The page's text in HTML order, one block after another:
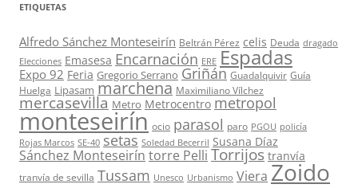
ETIQUETAS
Alfredo Sánchez Monteseirín Beltrán Pérez celis Deuda dragado
Elecciones Emasesa Encarnación ERE Espadas
Expo 92 Feria Gregorio Serrano Griñán Guadalquivir Guía
Huelga Lipasam marchena Maximiliano Vílchez
mercasevilla Metro Metrocentro metropol
monteseirín ocio parasol paro PGOU policía
Rojas Marcos SE-40 setas Soledad Becerril Susana Díaz
Sánchez Monteseirín torre Pelli Torrijos tranvía
tranvía de sevilla Tussam Unesco Urbanismo Viera Zoido